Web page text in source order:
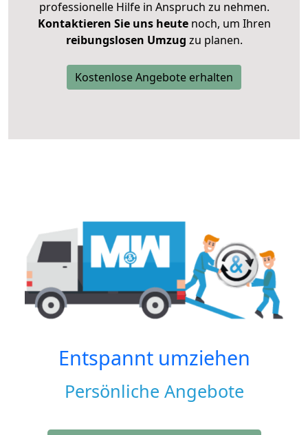
professionelle Hilfe in Anspruch zu nehmen.
Kontaktieren Sie uns heutenoch, um Ihren
reibungslosen Umzug zu planen.
Kostenlose Angebote erhalten
Entspannt umziehen
Persönliche Angebote